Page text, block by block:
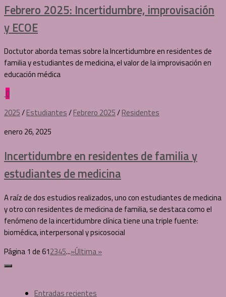
Febrero 2025: Incertidumbre, improvisación
y ECOE
Doctutor aborda temas sobre la Incertidumbre en residentes de
familia y estudiantes de medicina, el valor de la improvisación en
educación médica
0
2025/Estudiantes/Febrero 2025/Residentes
enero 26, 2025
Incertidumbre en residentes de familia y
estudiantes de medicina
A raíz de dos estudios realizados, uno con estudiantes de medicina
y otro con residentes de medicina de familia, se destaca como el
fenómeno de la incertidumbre clínica tiene una triple fuente:
biomédica, interpersonal y psicosocial
Página 1 de 612345...»Última »
Entradas recientes